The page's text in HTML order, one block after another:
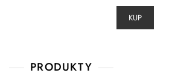
KUP
PRODUKTY